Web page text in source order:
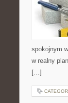
spokojnym
w realny
[…]